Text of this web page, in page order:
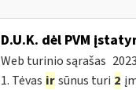
D.U.K. dėl PVM
Web turinio sąrašas
1. Tėvas ir sūnus turi 2